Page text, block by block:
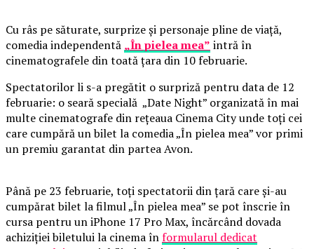
Cu râs pe săturate, surprize și personaje pline de viață,
comedia independentă „În pielea mea” intră în
cinematografele din toată țara din 10 februarie.
Spectatorilor li s-a pregătit o surpriză pentru data de 12
februarie: o seară specială „Date Night” organizată în mai
multe cinematografe din rețeaua Cinema City unde toți cei
care cumpără un bilet la comedia „În pielea mea” vor primi
un premiu garantat din partea Avon.
Până pe 23 februarie, toți spectatorii din țară care și-au
cumpărat bilet la filmul „În pielea mea” se pot înscrie în
cursa pentru un iPhone 17 Pro Max, încărcând dovada
achiziției biletului la cinema înformularul dedicat